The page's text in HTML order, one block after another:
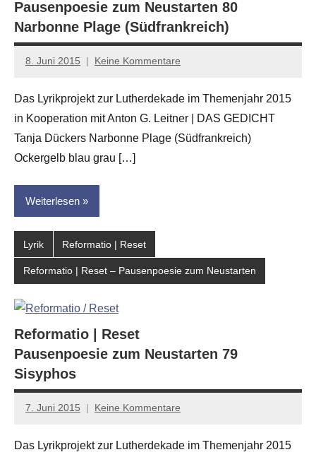
Pausenpoesie zum Neustarten 80
Narbonne Plage (Südfrankreich)
8. Juni 2015
Anton
Leitner
Keine Kommentare
Das Lyrikprojekt zur Lutherdekade im Themenjahr 2015
in Kooperation mit Anton G. Leitner | DAS GEDICHT
Tanja Dückers Narbonne Plage (Südfrankreich)
Ockergelb blau grau […]
Weiterlesen
Lyrik Reformatio | Reset
Reformatio | Reset – Pausenpoesie zum Neustarten
Reformatio | Reset
Pausenpoesie zum Neustarten 79
Sisyphos
7. Juni 2015
Anton
Leitner
Keine Kommentare
Das Lyrikprojekt zur Lutherdekade im Themenjahr 2015